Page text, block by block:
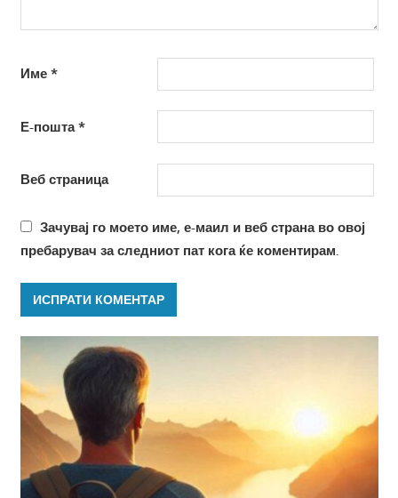
Име *
Е-пошта*
Веб страница
Зачувај го моето име, е-маил и веб страна во овој
пребарувач за следниот пат кога ќе коментирам.